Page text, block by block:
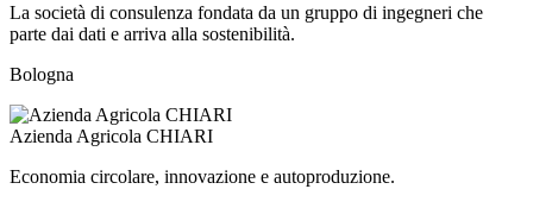
La società di consulenza fondata da un gruppo di ingegneri che
parte dai dati e arriva alla sostenibilità.
Bologna
Azienda Agricola CHIARI
Economia circolare, innovazione e autoproduzione.